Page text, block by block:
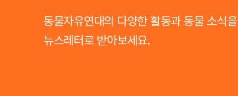
동물자유연대의 다양한 활동과 동물 소식을
뉴스레터로 받아보세요.